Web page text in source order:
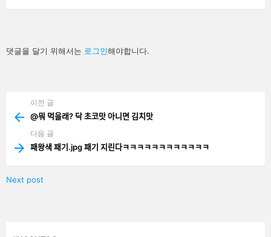
답
글
댓글을 달기 위해서는 로그인해야합니다.
more
이전 글
@뭐 먹을래? 닥 초코맛 아니면 김치맛
다음 글
패왕색 패기.jpg 패기 지린다ㅋㅋㅋㅋㅋㅋㅋㅋㅋㅋㅋㅋ
Next post